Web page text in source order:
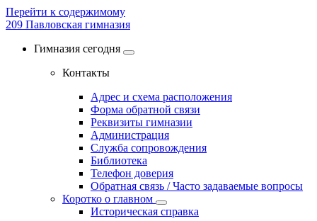
Перейти к содержимому
209 Павловская гимназия
Гимназия сегодня
Контакты
Адрес и схема расположения
Форма обратной связи
Реквизиты гимназии
Администрация
Служба сопровождения
Библиотека
Телефон доверия
Обратная связь / Часто задаваемые вопросы
Коротко о главном
Историческая справка